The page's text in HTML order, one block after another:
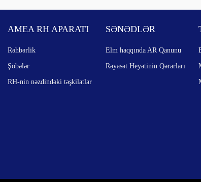
AMEA RH APARATI
Rəhbərlik
Şöbələr
RH-nin nəzdindəki təşkilatlar
SƏNƏDLƏR
Elm haqqında AR Qanunu
Rəyasət Heyətinin Qərarları